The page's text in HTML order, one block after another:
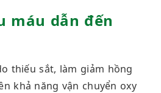
máu dẫn đến
thiếu sắt, làm giảm hồng
khả năng vận chuyển oxy